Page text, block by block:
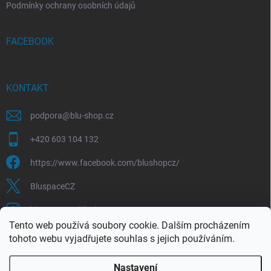
Tento web používá soubory cookie. Dalším procházením
tohoto webu vyjadřujete souhlas s jejich používáním.
Nastavení
Podmínky ochrany osobních údajů
FACEBOOK
KONTAKT
podpora@blu-shop.cz
+420 603 104 132
https://www.facebook.com/blushopcz/
BluspaceCZ
bluspace.cz_blushop.cz
Blu-space.cz Blu-shop.cz Štěpán Čermák